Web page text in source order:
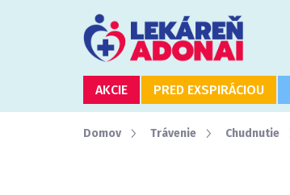
AKCIE PRED EXSPIRÁCIOU
Domov Trávenie Chudnutie